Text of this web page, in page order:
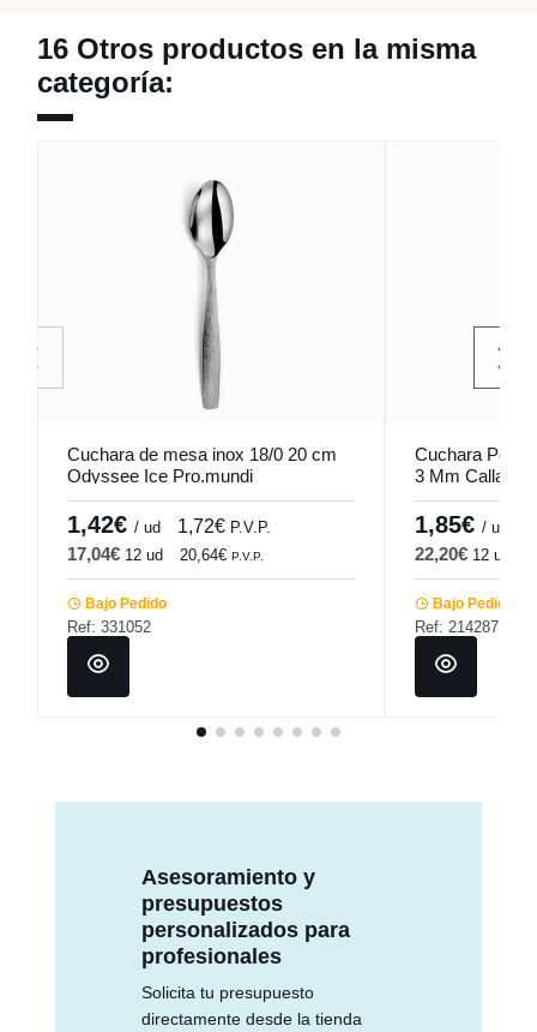
16 Otros productos en la misma
categoría:
Cuchara de mesa inox 18/0 20 cm
Odyssee Ice Pro.mundi
1,42€ / ud 1,72€ P.V.P.
17,04€ 12 ud 20,64€ P.V.P.
Bajo Pedido
Ref: 331052
Cuchara
3 Mm Callas
1,85€ / ud
22,20€ 12 ud
Bajo Pedido
Ref: 214287
Asesoramiento y
presupuestos
personalizados para
profesionales
Solicita tu presupuesto
directamente desde la tienda